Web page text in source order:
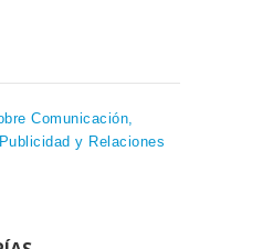
Comunicación,
y Relaciones